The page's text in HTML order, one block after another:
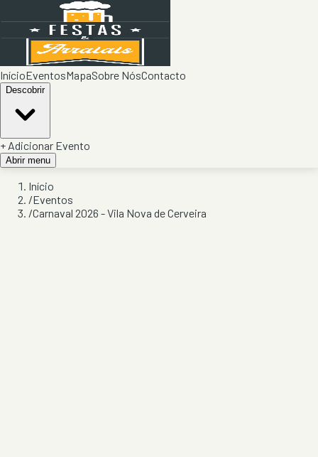
InícioEventosMapaSobre NósContacto
Descobrir
+ Adicionar Evento
Abrir menu
Início
/Eventos
/Carnaval 2026 - Vila Nova de Cerveira